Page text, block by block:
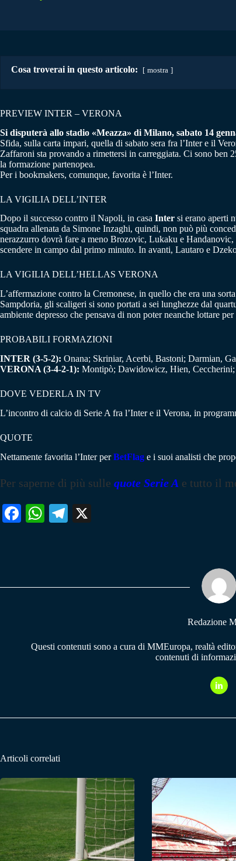
Cosa troverai in questo articolo: mostra
PREVIEW INTER – VERONA
Si disputerà allo stadio «Meazza» di Milano, sabato 14
Sfida, sulla carta impari, quella di sabato sera fra l’Inter e il
Zaffaroni sta provando a rimettersi in carreggiata. Ci sono ben
la formazione partenopea.
Per i bookmakers, comunque, favorita è l’Inter.
LA VIGILIA DELL’INTER
Dopo il successo contro il Napoli, in casa Inter si erano aperti
squadra allenata da Simone Inzaghi, quindi, non può più
nerazzurro dovrà fare a meno Brozovic, Lukaku e
scendere in campo dal primo minuto. In avanti, Lautaro e
LA VIGILIA DELL’HELLAS VERONA
L’affermazione contro la Cremonese, in quello che era una
Sampdoria, gli scaligeri si sono portati a sei lunghezze dal
ambiente depresso che pensava di non poter neanche lottare
PROBABILI FORMAZIONI
INTER (3-5-2): Onana; Skriniar, Acerbi, Bastoni; Darmian,
VERONA (3-4-2-1): Montipò; Dawidowicz, Hien,
DOVE VEDERLA IN TV
L’incontro di calcio di Serie A fra l’Inter e il Verona, in
QUOTE
Nettamente favorita l’Inter perBetFlag e i suoi analisti che
Per saperne di più sulle quote Serie A e tutto il
Fa W
pp
Te
m
Redazione
Questi contenuti sono a cura di MMEuropa, realtà
contenuti di
Articoli correlati